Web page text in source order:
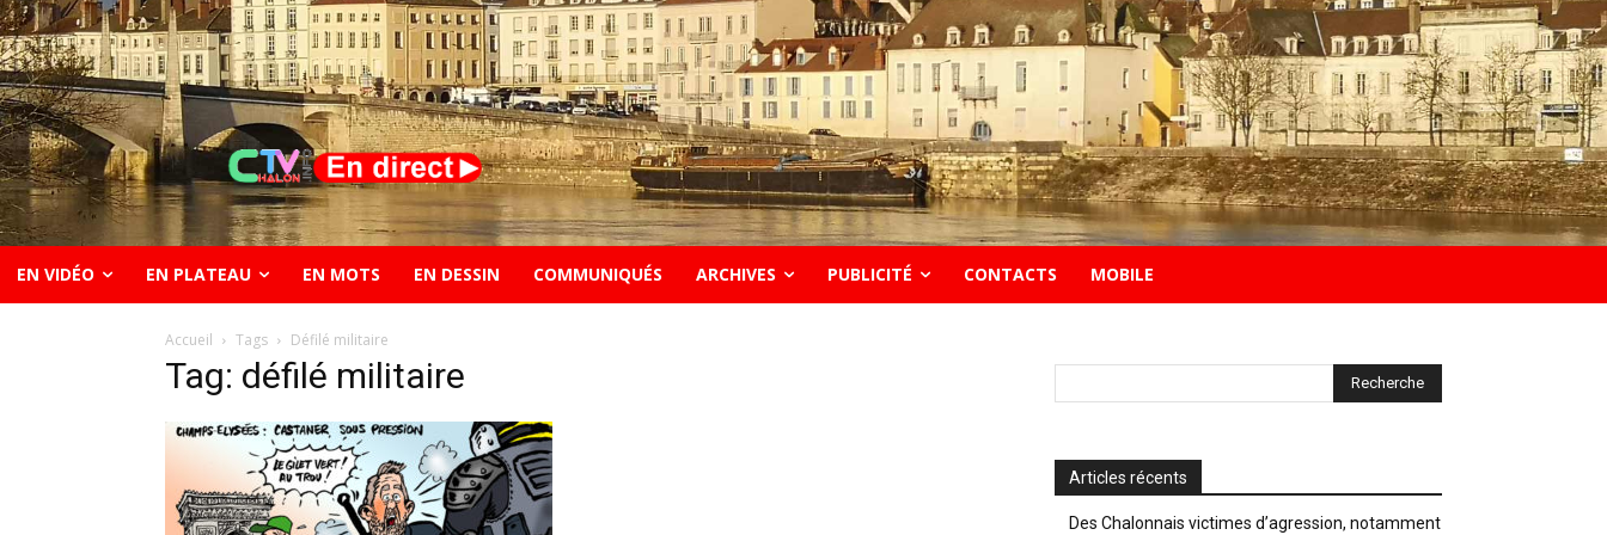
EN VIDÉO EN PLATEAU EN MOTS EN DESSIN COMMUNIQUÉS ARCHIVES PUBLICITÉ CONTACTS MOBILE
Accueil Tags Défilé militaire
Tag: défilé militaire
Articles récents
Des Chalonnais victimes d’agression, notamment